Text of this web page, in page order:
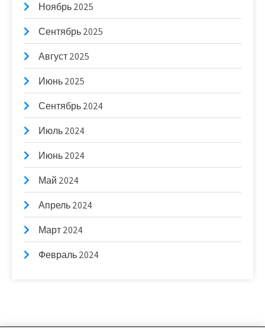
Ноябрь 2025
Сентябрь 2025
Август 2025
Июнь 2025
Сентябрь 2024
Июль 2024
Июнь 2024
Май 2024
Апрель 2024
Март 2024
Февраль 2024